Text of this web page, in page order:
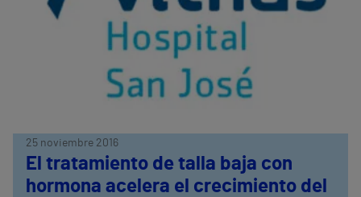
25 noviembre 2016
El tratamiento de talla baja con
hormona acelera el crecimiento del